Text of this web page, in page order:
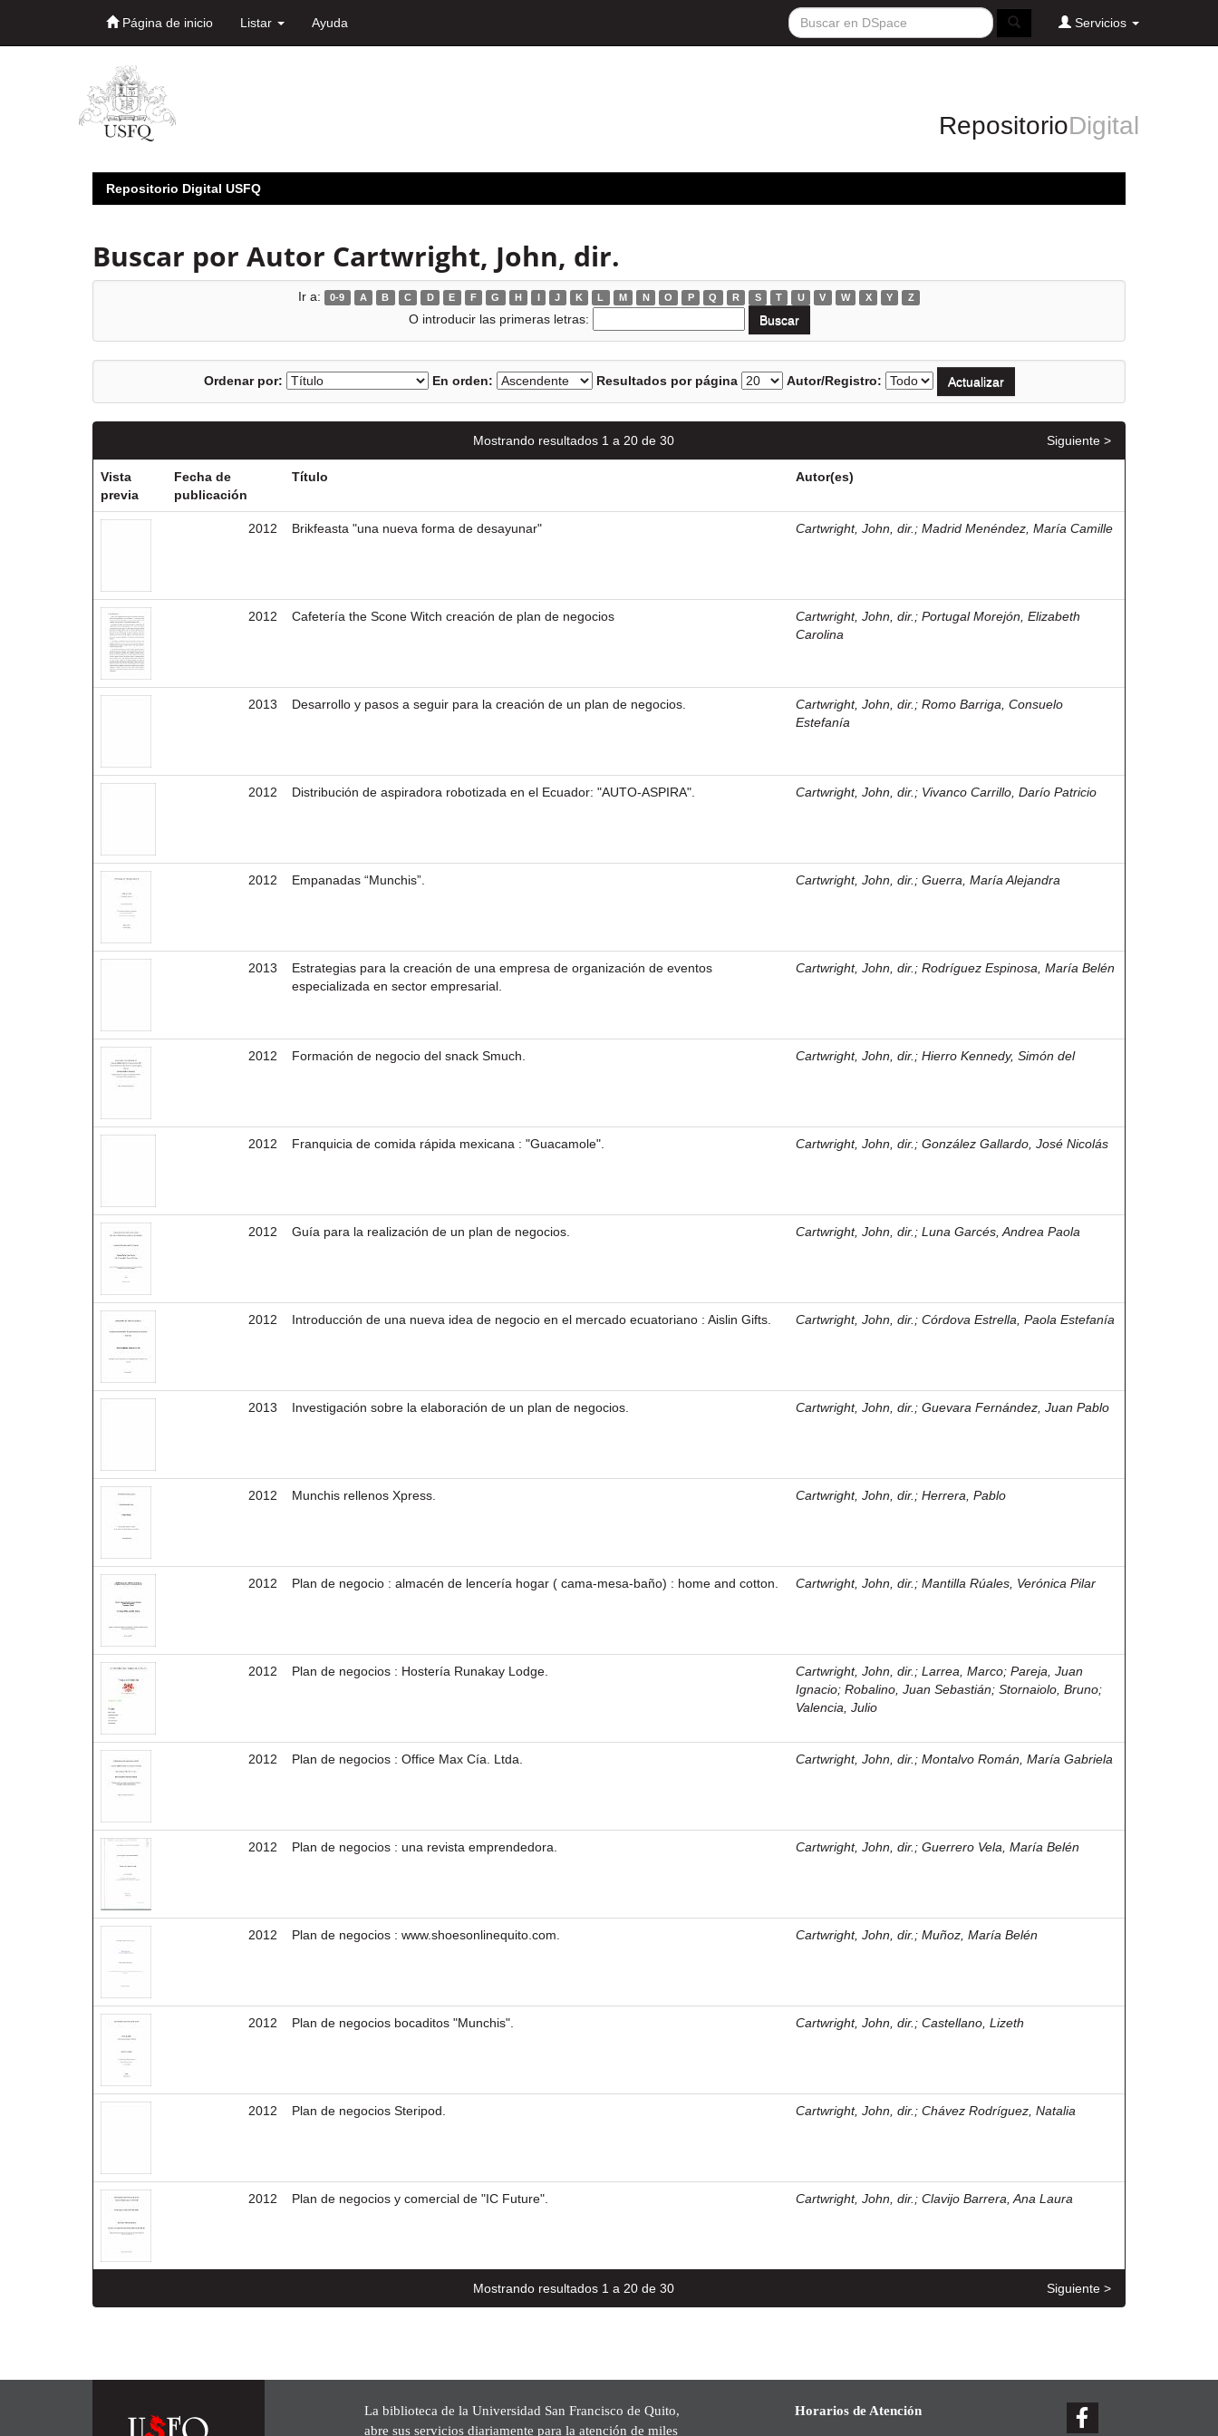
Página de inicio Listar Ayuda Servicios
RepositorioDigital
Repositorio Digital USFQ
Buscar por Autor Cartwright, John, dir.
Ir a: 0-9 A B C D E F G H I J K L M N O P Q R S T U V W X Y Z
O introducir las primeras letras:
Ordenar por: En orden: Resultados por página Autor/Registro:
Mostrando resultados 1 a 20 de 30 Siguiente >
Vista
previa
Fecha de
publicación
Título Autor(es)
2012 Brikfeasta "una nueva forma de desayunar" Cartwright, John, dir. ; Madrid Menéndez, María Camille
2012 Cafetería the Scone Witch creación de plan de negocios Cartwright, John, dir. ; Portugal Morejón, Elizabeth
Carolina
2013 Desarrollo y pasos a seguir para la creación de un plan de negocios. Cartwright, John, dir. ; Romo Barriga, Consuelo
Estefanía
2012 Distribución de aspiradora robotizada en el Ecuador: "AUTO-ASPIRA". Cartwright, John, dir. ; Vivanco Carrillo, Darío Patricio
2012 Empanadas “Munchis”. Cartwright, John, dir. ; Guerra, María Alejandra
2013
Estrategias para la creación de una empresa de organización de eventos
especializada en sector empresarial.
Cartwright, John, dir. ; Rodríguez Espinosa, María Belén
2012 Formación de negocio del snack Smuch. Cartwright, John, dir. ; Hierro Kennedy, Simón del
2012 Franquicia de comida rápida mexicana : "Guacamole". Cartwright, John, dir. ; González Gallardo, José Nicolás
2012 Guía para la realización de un plan de negocios. Cartwright, John, dir. ; Luna Garcés, Andrea Paola
2012 Introducción de una nueva idea de negocio en el mercado ecuatoriano : Aislin Gifts. Cartwright, John, dir. ; Córdova Estrella, Paola Estefanía
2013 Investigación sobre la elaboración de un plan de negocios. Cartwright, John, dir. ; Guevara Fernández, Juan Pablo
2012 Munchis rellenos Xpress. Cartwright, John, dir. ; Herrera, Pablo
2012 Plan de negocio : almacén de lencería hogar ( cama-mesa-baño) : home and cotton. Cartwright, John, dir. ; Mantilla Rúales, Verónica Pilar
2012 Plan de negocios : Hostería Runakay Lodge. Cartwright, John, dir. ; Larrea, Marco; Pareja, Juan
Ignacio; Robalino, Juan Sebastián; Stornaiolo, Bruno;
Valencia, Julio
2012 Plan de negocios : Office Max Cía. Ltda. Cartwright, John, dir. ; Montalvo Román, María Gabriela
2012 Plan de negocios : una revista emprendedora. Cartwright, John, dir. ; Guerrero Vela, María Belén
2012 Plan de negocios : www.shoesonlinequito.com. Cartwright, John, dir. ; Muñoz, María Belén
2012 Plan de negocios bocaditos "Munchis". Cartwright, John, dir. ; Castellano, Lizeth
2012 Plan de negocios Steripod. Cartwright, John, dir. ; Chávez Rodríguez, Natalia
2012 Plan de negocios y comercial de "IC Future". Cartwright, John, dir. ; Clavijo Barrera, Ana Laura
Mostrando resultados 1 a 20 de 30 Siguiente >
La biblioteca de la Universidad San Francisco de Quito,
abre sus servicios diariamente para la atención de miles
Horarios de Atención